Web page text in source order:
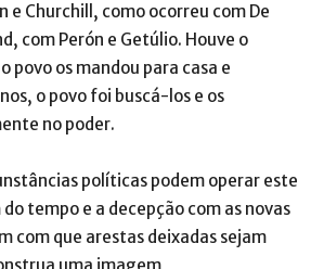
e Churchill, como ocorreu com De
com Perón e Getúlio. Houve o
povo os mandou para casa e
o povo foi buscá-los e os
no poder.
políticas podem operar este
tempo e a decepção com as novas
com que arestas deixadas sejam